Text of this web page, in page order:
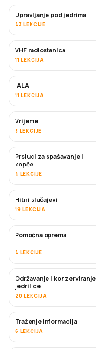
Upravljanje pod jedrima
43 LEKCIJE
VHF radiostanica
11 LEKCIJA
IALA
11 LEKCIJA
Vrijeme
3 LEKCIJE
Prsluci za spašavanje i
kopče
4 LEKCIJE
Hitni slučajevi
19 LEKCIJA
Pomoćna oprema
4 LEKCIJE
Održavanje i konzerviranje
jedrilice
20 LEKCIJA
Traženje informacija
6 LEKCIJA